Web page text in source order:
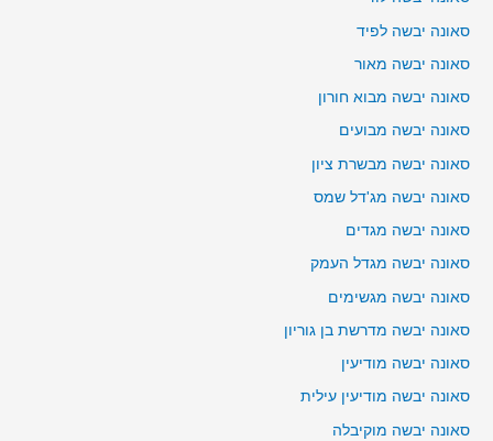
סאונה יבשה לפיד
סאונה יבשה מאור
סאונה יבשה מבוא חורון
סאונה יבשה מבועים
סאונה יבשה מבשרת ציון
סאונה יבשה מג'דל שמס
סאונה יבשה מגדים
סאונה יבשה מגדל העמק
סאונה יבשה מגשימים
סאונה יבשה מדרשת בן גוריון
סאונה יבשה מודיעין
סאונה יבשה מודיעין עילית
סאונה יבשה מוקיבלה